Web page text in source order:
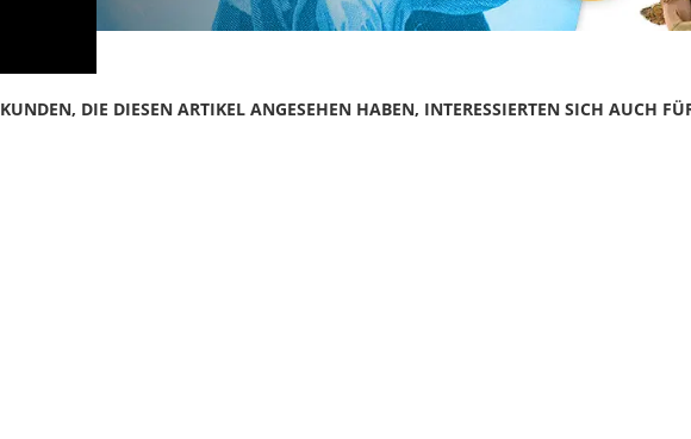
KUNDEN, DIE DIESEN ARTIKEL ANGESEHEN HABEN, INTERESSIERTEN SICH AUCH